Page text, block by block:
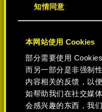
知情同意
本网站使用 Cookies
部分需要使用
而另一部分是非强制
内容相关的反馈，以
如帮助我们在社交媒
会感兴趣的东西，我